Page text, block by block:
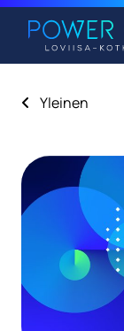
Siirry sisältöön
Yleinen